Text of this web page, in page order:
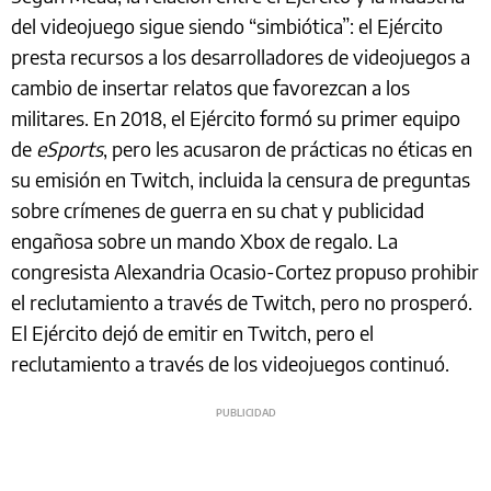
del videojuego sigue siendo “simbiótica”: el Ejército
presta recursos a los desarrolladores de videojuegos a
cambio de insertar relatos que favorezcan a los
militares. En 2018, el Ejército formó su primer equipo
de eSports, pero les acusaron de prácticas no éticas en
su emisión en Twitch, incluida la censura de preguntas
sobre crímenes de guerra en su chat y publicidad
engañosa sobre un mando Xbox de regalo. La
congresista Alexandria Ocasio-Cortez propuso prohibir
el reclutamiento a través de Twitch, pero no prosperó.
El Ejército dejó de emitir en Twitch, pero el
reclutamiento a través de los videojuegos continuó.